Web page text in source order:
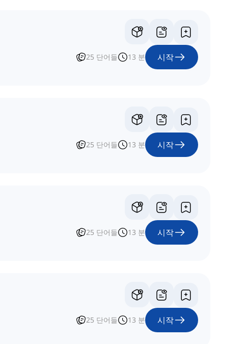
25 단어들 13 분 시작
25 단어들 13 분 시작
25 단어들 13 분 시작
25 단어들 13 분 시작